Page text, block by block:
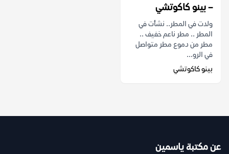
– بينو كاكوتشي
ولدت في المطر.. نشأت في
المطر .. مطر ناعم خفيف ..
مطر من دموع مطر متواصل
في الرو...
بينو كاكوتشي
عن مكتبة ياسمين